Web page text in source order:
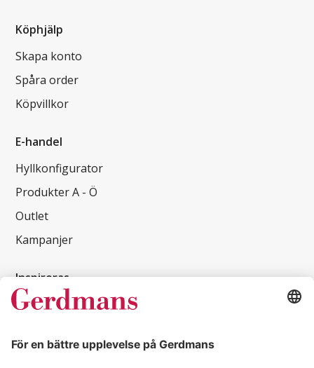
Köphjälp
Skapa konto
Spåra order
Köpvillkor
E-handel
Hyllkonfigurator
Produkter A - Ö
Outlet
Kampanjer
Inspireras
Kundcase
Läsvärt